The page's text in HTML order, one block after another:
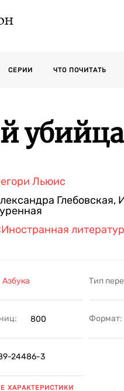
СЕРИИ ЧТО ПОЧИТАТЬ
убийца
Льюис
Глебовская,
Азбука Тип
800 Формат:
24486-3
ХАРАКТЕРИСТИКИ